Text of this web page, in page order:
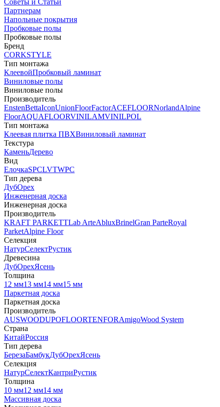
Советы и Статьи
Партнерам
Напольные покрытия
Пробковые полы
Пробковые полы
Бренд
CORKSTYLE
Тип монтажа
КлеевойПробковый ламинат
Виниловые полы
Виниловые полы
Производитель
EnstenBettaIconUnionFloorFactorACEFLOORNorlandAlpine
FloorAQUAFLOORVINILAMVINILPOL
Тип монтажа
Клеевая плитка ПВХВиниловый ламинат
Текстура
КаменьДерево
Вид
ЕлочкаSPCLVTWPC
Тип дерева
ДубОрех
Инженерная доска
Инженерная доска
Производитель
KRAFT PARKETTLab ArteAbluxBrinelGran ParteRoyal
ParketAlpine Floor
Селекция
НатурСелектРустик
Древесина
ДубОрехЯсень
Толщина
12 мм13 мм14 мм15 мм
Паркетная доска
Паркетная доска
Производитель
AUSWOODUPOFLOORTENFORAmigoWood System
Страна
КитайРоссия
Тип дерева
БерезаБамбукДубОрехЯсень
Селекция
НатурСелектКантриРустик
Толщина
10 мм12 мм14 мм
Массивная доска